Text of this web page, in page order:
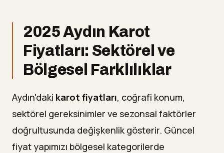
2025 Aydın Karot
Fiyatları: Sektörel ve
Bölgesel Farklılıklar
Aydın'daki karot fiyatları, coğrafi konum,
sektörel gereksinimler ve sezonsal faktörler
doğrultusunda değişkenlik gösterir. Güncel
fiyat yapımızı bölgesel kategorilerde